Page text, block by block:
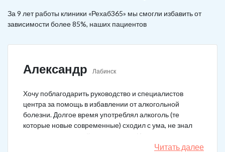
За 9 лет работы клиники «Рехаб365» мы смогли избавить от
зависимости более 85%, наших пациентов
Александр Лабинск
Хочу поблагодарить руководство и специалистов
центра за помощь в избавлении от алкогольной
болезни. Долгое время употреблял алкоголь (те
которые новые современные) сходил с ума, не знал
куда деться от своей зависимости. Искал тех кто
сможет мне помочь в интернете, позвонил, приехал.
Читать далее